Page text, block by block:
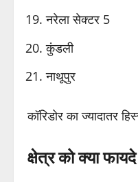
नरेला सेक्टर 5
कुंडली
नाथूपुर
कॉरिडोर का ज्यादातर
क्षेत्र को क्या